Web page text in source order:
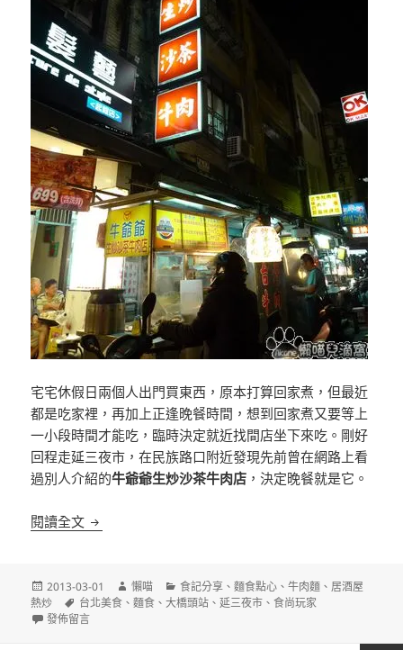
宅宅休假日兩個人出門買東西，原本打算回家煮，但最近
都是吃家裡，再加上正逢晚餐時間，想到回家煮又要等上
一小段時間才能吃，臨時決定就近找間店坐下來吃。剛好
回程走延三夜市，在民族路口附近發現先前曾在網路上看
過別人介紹的牛爺爺生炒沙茶牛肉店 ，決定晚餐就是它。
閱讀全文 [台北]牛爺爺生炒沙茶牛肉店 延三夜市
發
佈
日
2013-03-01
作
者
懶喵
分
類
食記分享 、麵食點心 、牛肉麵 、 居酒屋
熱炒
標
籤
台北美食 、麵食 、大橋頭站 、延三夜市 、食尚玩家
在〈[台北]牛爺爺生炒沙茶牛肉店 延三夜市〉
發佈留言